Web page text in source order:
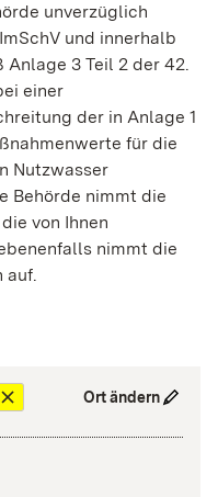
unverzüglich
und innerhalb
Anlage 3 Teil 2 der 42.
einer
der in Anlage 1
für die
Nutzwasser
Behörde nimmt die
von Ihnen
nimmt die
auf.
Ort ändern